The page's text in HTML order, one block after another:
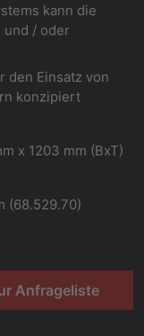
kann die
und / oder
den Einsatz von
konzipiert
x 1203 mm (BxT)
(68.529.70)
Anfrageliste